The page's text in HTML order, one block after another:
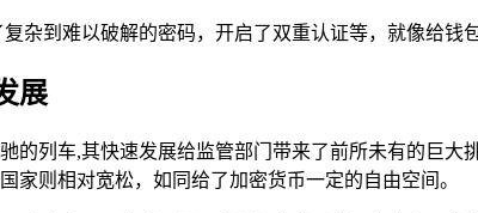
杂到难以破解的密码，开启了双重认证等，就像给钱
展
的列车,其快速发展给监管部门带来了前所未有的巨
家则相对宽松，如同给了加密货币一定的自由空间。